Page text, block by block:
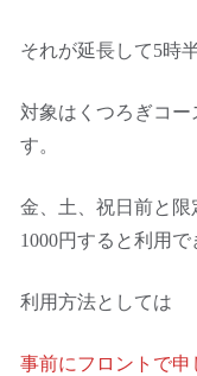
それが延長して5時
対象はくつろぎコ
す。
金、土、祝日前と限
1000円すると利用で
利用方法としては
事前にフロントで